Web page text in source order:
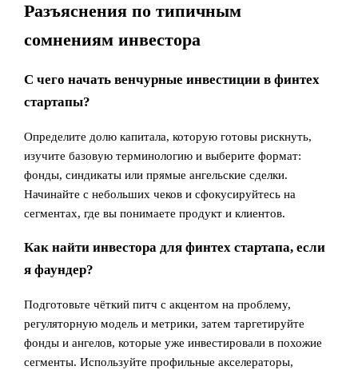
Разъяснения по типичным
сомнениям инвестора
С чего начать венчурные инвестиции в финтех
стартапы?
Определите долю капитала, которую готовы рискнуть,
изучите базовую терминологию и выберите формат:
фонды, синдикаты или прямые ангельские сделки.
Начинайте с небольших чеков и сфокусируйтесь на
сегментах, где вы понимаете продукт и клиентов.
Как найти инвестора для финтех стартапа, если
я фаундер?
Подготовьте чёткий питч с акцентом на проблему,
регуляторную модель и метрики, затем таргетируйте
фонды и ангелов, которые уже инвестировали в похожие
сегменты. Используйте профильные акселераторы,